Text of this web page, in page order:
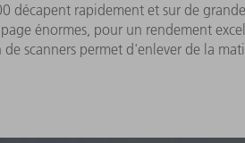
rapidement et sur de
énormes, pour un rendement
scanners permet d'enlever de la